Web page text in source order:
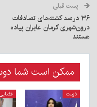
پست قبلی
۳۶ درصد کشته‌های تصادفات
درون‌شهری کرمان عابران پیاده
هستند
ممکن است شما
دولت